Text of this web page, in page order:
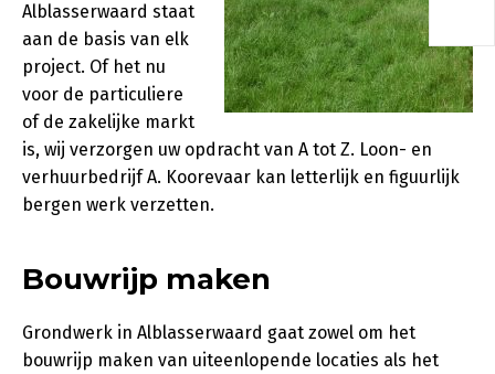
Alblasserwaard staat
aan de basis van elk
project. Of het nu
voor de particuliere
of de zakelijke markt
is, wij verzorgen uw opdracht van A tot Z. Loon- en
verhuurbedrijf A. Koorevaar kan letterlijk en figuurlijk
bergen werk verzetten.
Bouwrijp maken
Grondwerk in Alblasserwaard gaat zowel om het
bouwrijp maken van uiteenlopende locaties als het